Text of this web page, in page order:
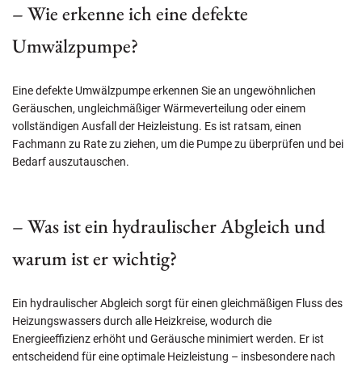
– Wie erkenne ich eine defekte
Umwälzpumpe?
Eine defekte Umwälzpumpe erkennen Sie an ungewöhnlichen
Geräuschen, ungleichmäßiger Wärmeverteilung oder einem
vollständigen Ausfall der Heizleistung. Es ist ratsam, einen
Fachmann zu Rate zu ziehen, um die Pumpe zu überprüfen und bei
Bedarf auszutauschen.
– Was ist ein hydraulischer Abgleich und
warum ist er wichtig?
Ein hydraulischer Abgleich sorgt für einen gleichmäßigen Fluss des
Heizungswassers durch alle Heizkreise, wodurch die
Energieeffizienz erhöht und Geräusche minimiert werden. Er ist
entscheidend für eine optimale Heizleistung – insbesondere nach